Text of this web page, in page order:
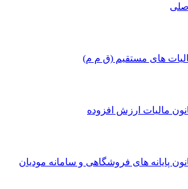
های مستقیم (ق م م)
مالیات ارزش افزوده
پایانه های فروشگاهی و سامانه مودیان